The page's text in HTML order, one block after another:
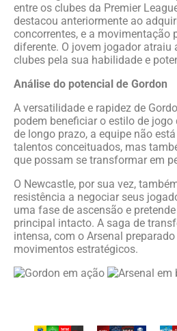
entre os clubes da Premier
destacou anteriormente ao
concorrentes, e a movimentação
diferente. O jovem jogador atraiu
clubes pela sua habilidade e
Análise do potencial de Gordon
A versatilidade e rapidez de
podem beneficiar o estilo de
de longo prazo, a equipe não
talentos conceituados, mas
que possam se transformar em
O Newcastle, por sua vez,
resistência a negociar seus
uma fase de ascensão e
principal intacto. A saga de
intensa, com o Arsenal
movimentos estratégicos.